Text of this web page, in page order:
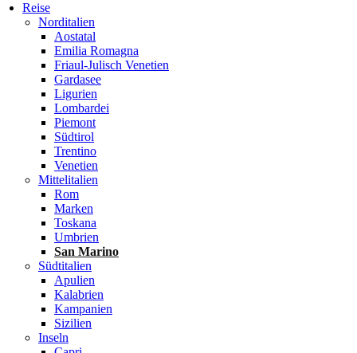
Reise
Norditalien
Aostatal
Emilia Romagna
Friaul-Julisch Venetien
Gardasee
Ligurien
Lombardei
Piemont
Südtirol
Trentino
Venetien
Mittelitalien
Rom
Marken
Toskana
Umbrien
San Marino
Südtitalien
Apulien
Kalabrien
Kampanien
Sizilien
Inseln